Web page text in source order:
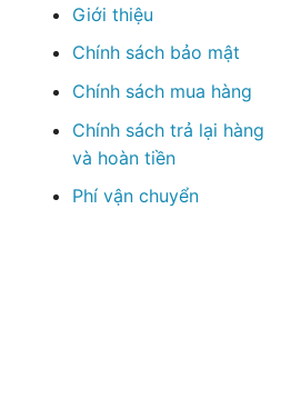
Giới thiệu
Chính sách bảo mật
Chính sách mua hàng
Chính sách trả lại hàng
và hoàn tiền
Phí vận chuyển